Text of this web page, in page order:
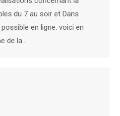
du 7 au soir et Dans
en ligne. voici en
de la…